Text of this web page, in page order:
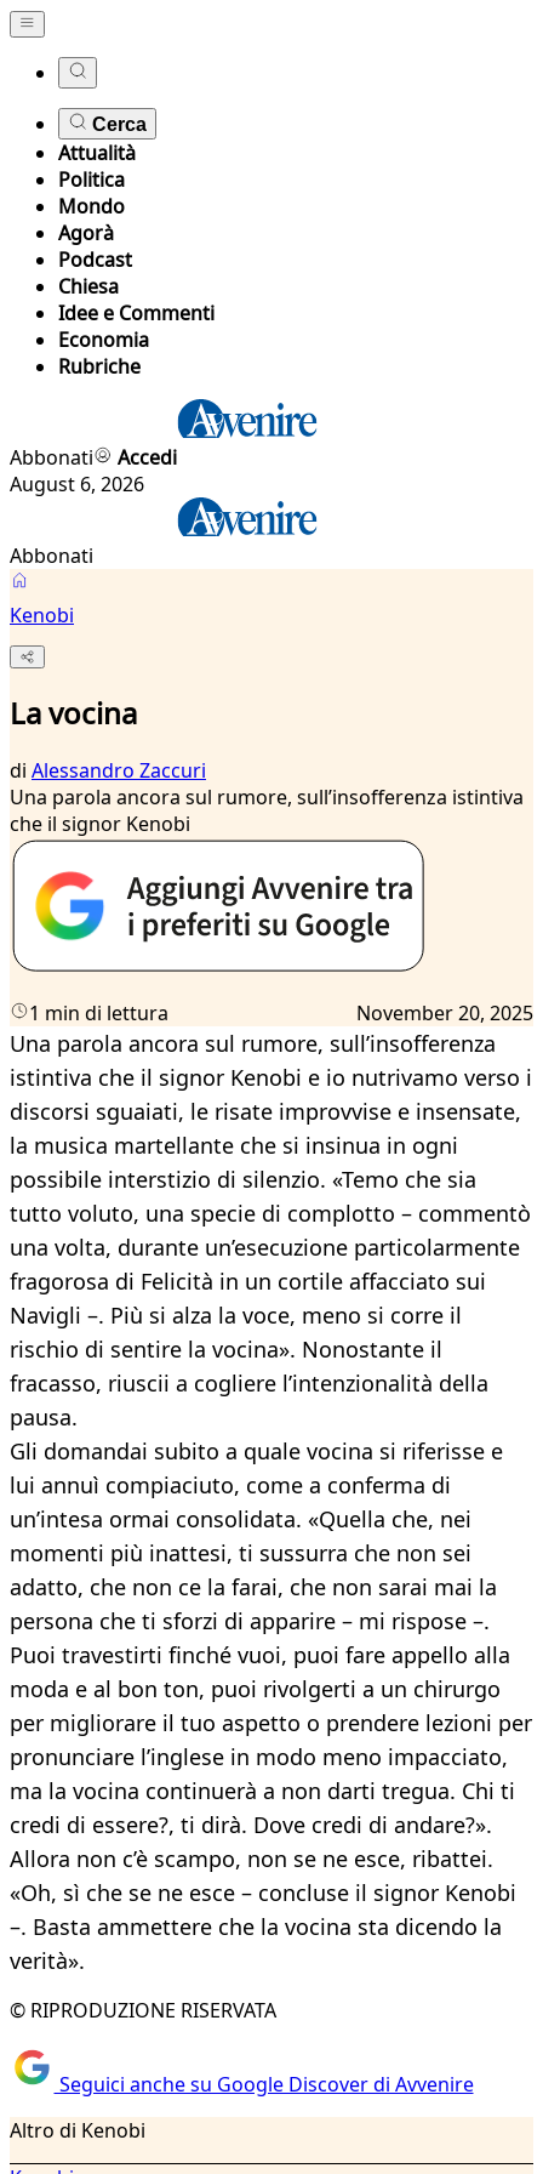
Cerca
Attualità
Politica
Mondo
Agorà
Podcast
Chiesa
Idee e Commenti
Economia
Rubriche
Abbonati
Accedi
August 6, 2026
Abbonati
Kenobi
La vocina
di Alessandro Zaccuri
Una parola ancora sul rumore, sull’insofferenza istintiva
che il signor Kenobi
1 min di lettura November 20, 2025
Una parola ancora sul rumore, sull’insofferenza
istintiva che il signor Kenobi e io nutrivamo verso i
discorsi sguaiati, le risate improvvise e insensate,
la musica martellante che si insinua in ogni
possibile interstizio di silenzio. «Temo che sia
tutto voluto, una specie di complotto – commentò
una volta, durante un’esecuzione particolarmente
fragorosa di Felicità in un cortile affacciato sui
Navigli –. Più si alza la voce, meno si corre il
rischio di sentire la vocina». Nonostante il
fracasso, riuscii a cogliere l’intenzionalità della
pausa.
Gli domandai subito a quale vocina si riferisse e
lui annuì compiaciuto, come a conferma di
un’intesa ormai consolidata. «Quella che, nei
momenti più inattesi, ti sussurra che non sei
adatto, che non ce la farai, che non sarai mai la
persona che ti sforzi di apparire – mi rispose –.
Puoi travestirti finché vuoi, puoi fare appello alla
moda e al bon ton, puoi rivolgerti a un chirurgo
per migliorare il tuo aspetto o prendere lezioni per
pronunciare l’inglese in modo meno impacciato,
ma la vocina continuerà a non darti tregua. Chi ti
credi di essere?, ti dirà. Dove credi di andare?».
Allora non c’è scampo, non se ne esce, ribattei.
«Oh, sì che se ne esce – concluse il signor Kenobi
–. Basta ammettere che la vocina sta dicendo la
verità».
© RIPRODUZIONE RISERVATA
Seguici anche su Google Discover di Avvenire
Altro di Kenobi